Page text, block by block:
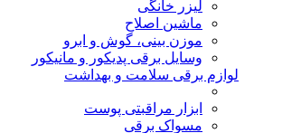
لیزر خانگی
ماشین اصلاح
موزن بینی، گوش و ابرو
وسایل برقی پدیکور و مانیکور
لوازم برقی سلامت و بهداشت
ابزار مراقبتی پوست
مسواک برقی